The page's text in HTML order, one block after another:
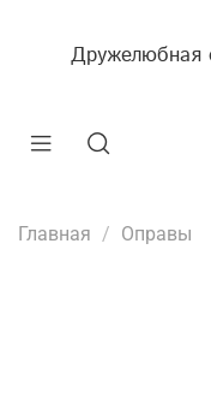
Дружелюбная
Главная Оправы